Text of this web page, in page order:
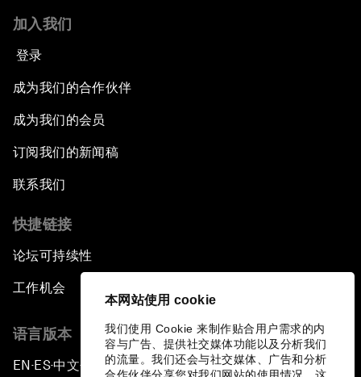
本网站使用 cookie
我们使用 Cookie 来制作贴合用户需求的内
容与广告、提供社交媒体功能以及分析我们
的流量。我们还会与社交媒体、广告和分析
加入我们
登录
成为我们的合作伙伴
成为我们的会员
订阅我们的新闻稿
联系我们
快捷链接
论坛可持续性
工作机会
语言版本
EN ▪ES▪中文▪ 日本語